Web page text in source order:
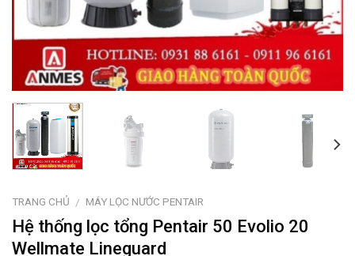
TRANG CHỦ / MÁY LỌC NƯỚC PENTAIR
Hệ thống lọc tổng Pentair 50 Evolio 20
Wellmate Lineguard